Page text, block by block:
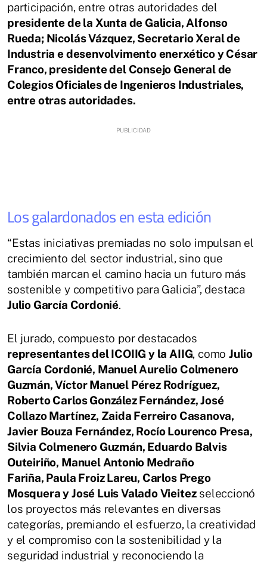
participación, entre otras autoridades del
presidente de la Xunta de Galicia, Alfonso
Rueda; Nicolás Vázquez, Secretario Xeral de
Industria e desenvolvimento enerxético y César
Franco, presidente del Consejo General de
Colegios Oficiales de Ingenieros Industriales,
entre otras autoridades.
Los galardonados en esta edición
“Estas iniciativas premiadas no solo impulsan el
crecimiento del sector industrial, sino que
también marcan el camino hacia un futuro más
sostenible y competitivo para Galicia”, destaca
Julio García Cordonié.
El jurado, compuesto por destacados
representantes del ICOIIG y la AIIG, comoJulio
García Cordonié, Manuel Aurelio Colmenero
Guzmán, Víctor Manuel Pérez Rodríguez,
Roberto Carlos González Fernández, José
Collazo Martínez, Zaida Ferreiro Casanova,
Javier Bouza Fernández, Rocío Lourenco Presa,
Silvia Colmenero Guzmán, Eduardo Balvis
Outeiriño, Manuel Antonio Medraño
Fariña, Paula Froiz Lareu, Carlos Prego
Mosquera y José Luis Valado Vieitezseleccionó
los proyectos más relevantes en diversas
categorías, premiando el esfuerzo, la creatividad
y el compromiso con la sostenibilidad y la
seguridad industrial y reconociendo la